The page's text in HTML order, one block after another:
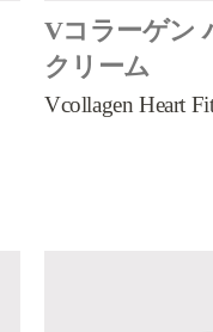
Vコラーゲン
クリーム
Vcollagen Heart